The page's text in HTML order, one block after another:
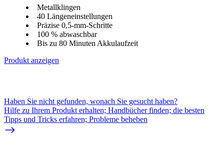
Metallklingen
40 Längeneinstellungen
Präzise 0,5-mm-Schritte
100 % abwaschbar
Bis zu 80 Minuten Akkulaufzeit
Produkt anzeigen
Haben Sie nicht gefunden, wonach Sie gesucht haben?
Hilfe zu Ihrem Produkt erhalten; Handbücher finden; die besten
Tipps und Tricks erfahren; Probleme beheben